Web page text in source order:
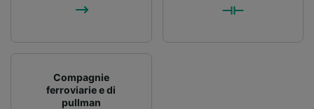
Compagnie
ferroviarie e di
pullman